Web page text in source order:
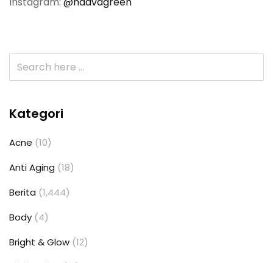
Kategori
Acne (10)
Anti Aging (18)
Berita (1,444)
Body (4)
Bright & Glow (12)